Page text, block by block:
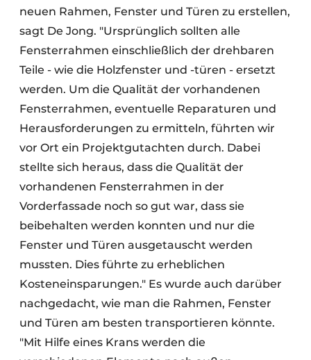
neuen Rahmen, Fenster und Türen zu erstellen,
sagt De Jong. "Ursprünglich sollten alle
Fensterrahmen einschließlich der drehbaren
Teile - wie die Holzfenster und -türen - ersetzt
werden. Um die Qualität der vorhandenen
Fensterrahmen, eventuelle Reparaturen und
Herausforderungen zu ermitteln, führten wir
vor Ort ein Projektgutachten durch. Dabei
stellte sich heraus, dass die Qualität der
vorhandenen Fensterrahmen in der
Vorderfassade noch so gut war, dass sie
beibehalten werden konnten und nur die
Fenster und Türen ausgetauscht werden
mussten. Dies führte zu erheblichen
Kosteneinsparungen." Es wurde auch darüber
nachgedacht, wie man die Rahmen, Fenster
und Türen am besten transportieren könnte.
"Mit Hilfe eines Krans werden die